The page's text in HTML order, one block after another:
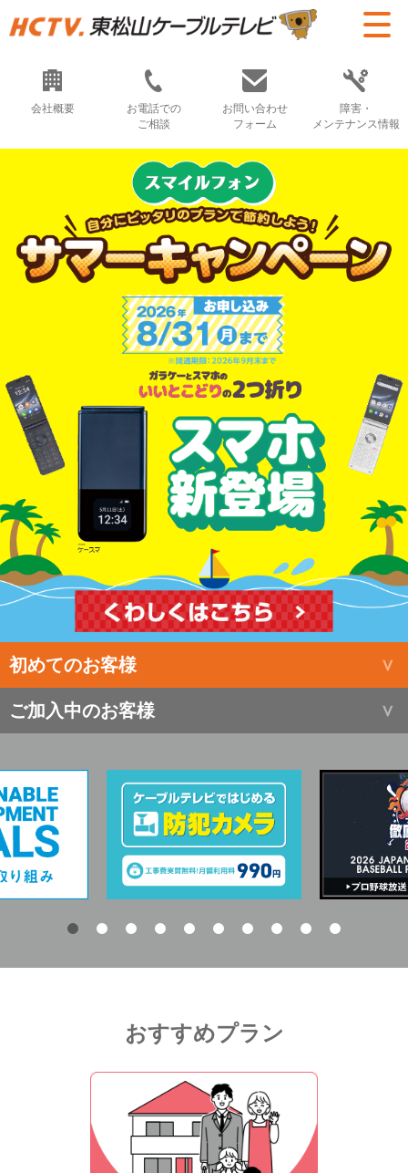
会社概要
お電話での
ご相談
お問い合わせ
フォーム
障害・
メンテナンス情報
初めてのお客様
ご加入中のお客様
おすすめプラン